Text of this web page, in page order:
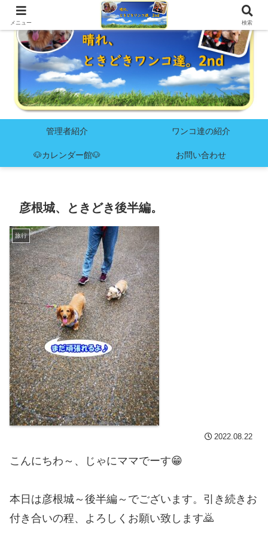
管理者紹介 ワンコ達の紹介
🐶カレンダー館🐶 お問い合わせ
彦根城、ときどき後半編。
旅行
2022.08.22
こんにちわ～、じゃにママでーす😁
本日は彦根城～後半編～でございます。引き続きお
付き合いの程、よろしくお願い致します🙇
メニュー 検索